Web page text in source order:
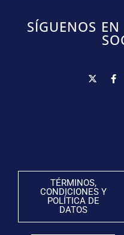
SÍGUENOS EN
TÉRMINOS,
CONDICIONES Y
POLÍTICA DE
DATOS